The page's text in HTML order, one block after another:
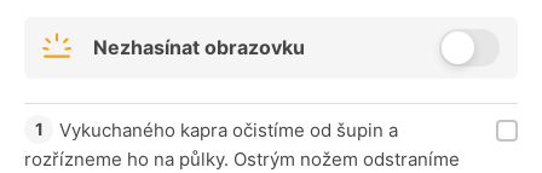
Nezhasínat obrazovku
Vykuchaného kapra očistíme od šupin a
rozřízneme ho na půlky. Ostrým nožem odstraníme